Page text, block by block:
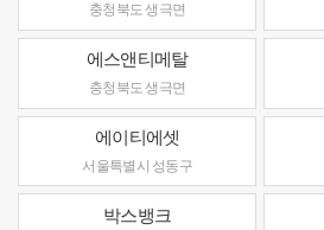
충청북도 생극면
에스앤티메탈
충청북도 생극면
에이티에셋
서울특별시 성동구
박스뱅크